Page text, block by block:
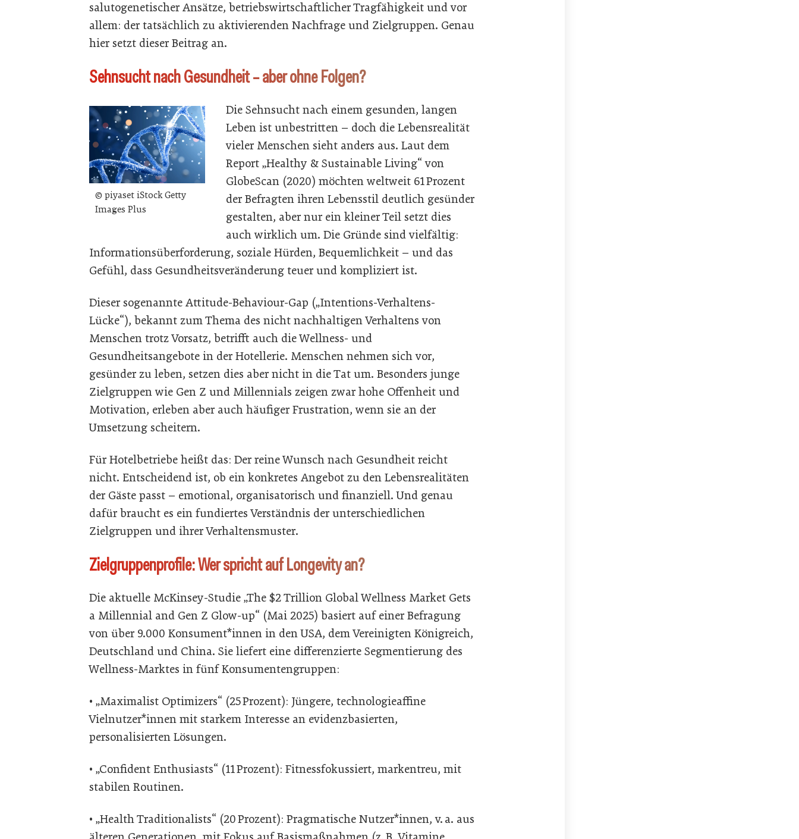
salutogenetischer Ansätze, betriebswirtschaftlicher Tragfähigkeit und vor
allem: der tatsächlich zu aktivierenden Nachfrage und Zielgruppen. Genau
hier setzt dieser Beitrag an.
Sehnsucht nach Gesundheit – aber ohne Folgen?
© piyaset iStock Getty
Images Plus
Die Sehnsucht nach einem gesunden, langen
Leben ist unbestritten – doch die Lebensrealität
vieler Menschen sieht anders aus. Laut dem
Report „Healthy & Sustainable Living“ von
GlobeScan (2020) möchten weltweit 61 Prozent
der Befragten ihren Lebensstil deutlich gesünder
gestalten, aber nur ein kleiner Teil setzt dies
auch wirklich um. Die Gründe sind vielfältig:
Informationsüberforderung, soziale Hürden, Bequemlichkeit – und das
Gefühl, dass Gesundheitsveränderung teuer und kompliziert ist.
Dieser sogenannte Attitude-Behaviour-Gap („Intentions-Verhaltens-
Lücke“), bekannt zum Thema des nicht nachhaltigen Verhaltens von
Menschen trotz Vorsatz, betrifft auch die Wellness- und
Gesundheitsangebote in der Hotellerie. Menschen nehmen sich vor,
gesünder zu leben, setzen dies aber nicht in die Tat um. Besonders junge
Zielgruppen wie Gen Z und Millennials zeigen zwar hohe Offenheit und
Motivation, erleben aber auch häufiger Frustration, wenn sie an der
Umsetzung scheitern.
Für Hotelbetriebe heißt das: Der reine Wunsch nach Gesundheit reicht
nicht. Entscheidend ist, ob ein konkretes Angebot zu den Lebensrealitäten
der Gäste passt – emotional, organisatorisch und finanziell. Und genau
dafür braucht es ein fundiertes Verständnis der unterschiedlichen
Zielgruppen und ihrer Verhaltensmuster.
Zielgruppenprofile: Wer spricht auf Longevity an?
Die aktuelle McKinsey-Studie „The $2 Trillion Global Wellness Market Gets
a Millennial and Gen Z Glow-up“ (Mai 2025) basiert auf einer Befragung
von über 9.000 Konsument*innen in den USA, dem Vereinigten Königreich,
Deutschland und China. Sie liefert eine differenzierte Segmentierung des
Wellness-Marktes in fünf Konsumentengruppen:
• „Maximalist Optimizers“ (25 Prozent): Jüngere, technologieaffine
Vielnutzer*innen mit starkem Interesse an evidenzbasierten,
personalisierten Lösungen.
• „Confident Enthusiasts“ (11 Prozent): Fitnessfokussiert, markentreu, mit
stabilen Routinen.
• „Health Traditionalists“ (20 Prozent): Pragmatische Nutzer*innen, v. a. aus